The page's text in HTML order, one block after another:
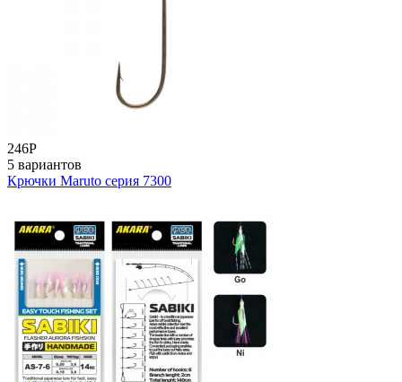
246Р
5 вариантов
Крючки Maruto серия 7300